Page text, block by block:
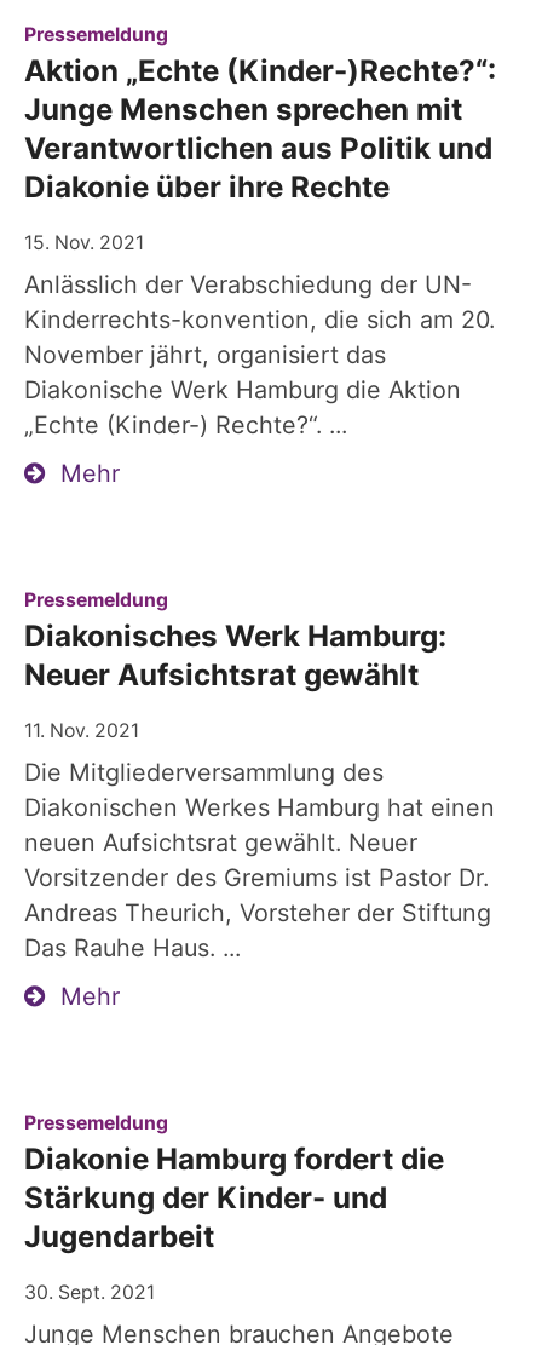
Pressemeldung
Aktion „Echte (Kinder-)Rechte?“:
Junge Menschen sprechen mit
Verantwortlichen aus Politik und
Diakonie über ihre Rechte
15. Nov. 2021
Anlässlich der Verabschiedung der UN-
Kinderrechts-konvention, die sich am 20.
November jährt, organisiert das
Diakonische Werk Hamburg die Aktion
„Echte (Kinder-) Rechte?“. ...
Mehr
Pressemeldung
Diakonisches Werk Hamburg:
Neuer Aufsichtsrat gewählt
11. Nov. 2021
Die Mitgliederversammlung des
Diakonischen Werkes Hamburg hat einen
neuen Aufsichtsrat gewählt. Neuer
Vorsitzender des Gremiums ist Pastor Dr.
Andreas Theurich, Vorsteher der Stiftung
Das Rauhe Haus. ...
Mehr
Pressemeldung
Diakonie Hamburg fordert die
Stärkung der Kinder- und
Jugendarbeit
30. Sept. 2021
Junge Menschen brauchen Angebote